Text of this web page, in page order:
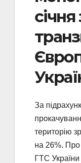
За
територію
на 26%. Про
ГТС